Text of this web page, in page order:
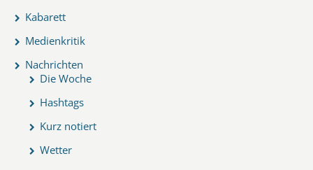
Kabarett
Medienkritik
Nachrichten
Die Woche
Hashtags
Kurz notiert
Wetter